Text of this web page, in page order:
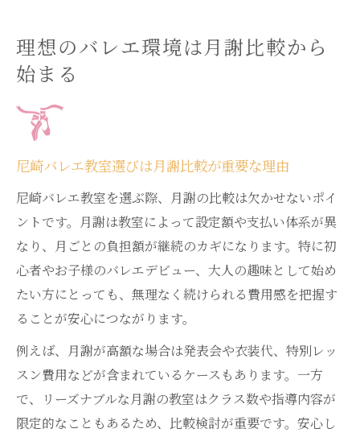
理想のバレエ環境は月謝比較から
始まる
尼崎バレエ教室選びは月謝比較が重要な理由
尼崎バレエ教室を選ぶ際、月謝の比較は欠かせないポイ
ントです。月謝は教室によって設定額や支払い体系が異
なり、月ごとの負担額が継続のカギになります。特に初
心者やお子様のバレエデビュー、大人の趣味として始め
たい方にとっても、無理なく続けられる費用感を把握す
ることが安心につながります。
例えば、月謝が高額な場合は発表会や衣装代、特別レッ
スン費用などが含まれているケースもあります。一方
で、リーズナブルな月謝の教室はクラス数や指導内容が
限定的なこともあるため、比較検討が重要です。安心し